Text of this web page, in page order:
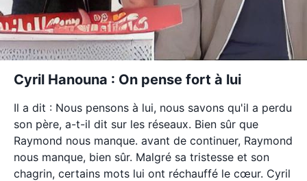
Cyril Hanouna : On pense fort à lui
Il a dit : Nous pensons à lui, nous savons qu'il a perdu
son père, a-t-il dit sur les réseaux. Bien sûr que
Raymond nous manque. avant de continuer, Raymond
nous manque, bien sûr. Malgré sa tristesse et son
chagrin, certains mots lui ont réchauffé le cœur. Cyril